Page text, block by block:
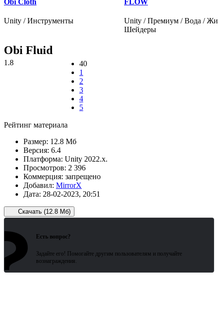
Obi Cloth
Unity / Инструменты
FLOW
Unity / Премиум / Вода /
Шейдеры
Obi Fluid
1.8
40
1
2
3
4
5
Рейтинг материала
Размер: 12.8 Мб
Версия: 6.4
Платформа: Unity 2022.x.
Просмотров: 2 396
Коммерция: запрещено
Добавил: MirrorX
Дата: 28-02-2023, 20:51
Скачать (12.8 Мб)
Есть вопрос?
Задайте его! Помогайте другим пользователям и получайте
вознаграждения.